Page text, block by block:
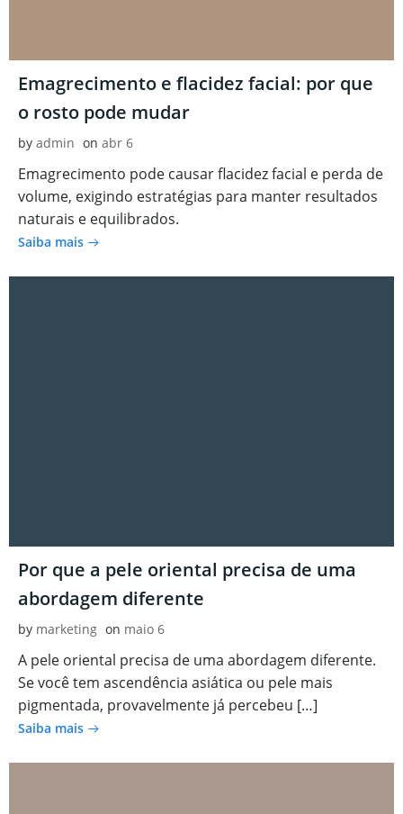
Emagrecimento e flacidez facial: por que
o rosto pode mudar
by admin on abr 6
Emagrecimento pode causar flacidez facial e perda de
volume, exigindo estratégias para manter resultados
naturais e equilibrados.
Saiba mais
Por que a pele oriental precisa de uma
abordagem diferente
by marketing on maio 6
A pele oriental precisa de uma abordagem diferente.
Se você tem ascendência asiática ou pele mais
pigmentada, provavelmente já percebeu […]
Saiba mais